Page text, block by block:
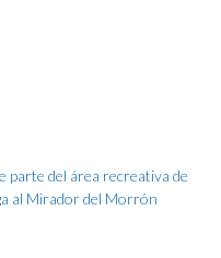
parte del área recreativa de
al Mirador del Morrón